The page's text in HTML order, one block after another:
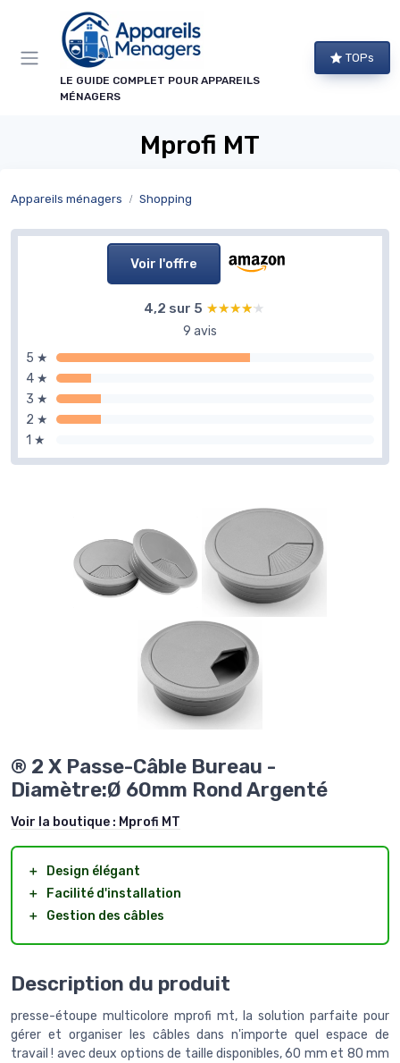
LE GUIDE COMPLET POUR APPAREILS
MÉNAGERS
TOPs
Mprofi MT
Appareils ménagers Shopping
Voir l'offre
4,2 sur 5 ★★★★★
★★★★★
9 avis
5 ★
4 ★
3 ★
2 ★
1 ★
® 2 X Passe-Câble Bureau -
Diamètre:Ø 60mm Rond Argenté
Voir la boutique : Mprofi MT
＋
Design élégant
＋
Facilité d'installation
＋
Gestion des câbles
Description du produit
presse-étoupe multicolore mprofi mt, la solution parfaite pour
gérer et organiser les câbles dans n'importe quel espace de
travail ! avec deux options de taille disponibles, 60 mm et 80 mm
Panneau de gestion des cookies